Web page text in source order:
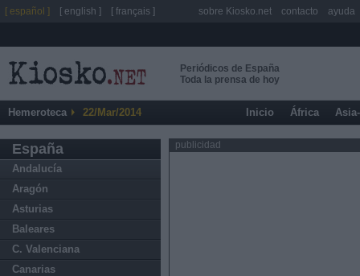
Periódicos de España
Toda la prensa de hoy
Hemeroteca 22/Mar/2014 Inicio África
España
Andalucía
Aragón
Asturias
Baleares
C. Valenciana
Canarias
publicidad
[ español ] [ english ] [ français ] sobre Kiosko.net contacto ayuda